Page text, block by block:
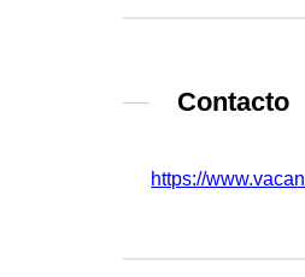
Contacto
https://